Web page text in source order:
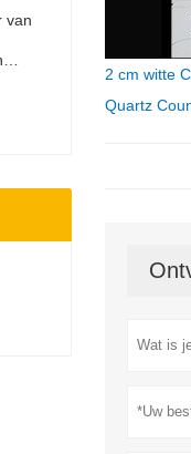
2 cm witte
Quartz
van